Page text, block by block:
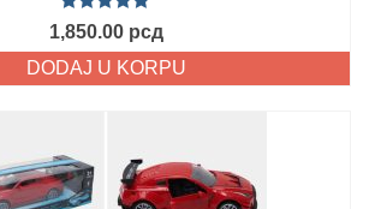
Ocenjeno
sa5.00 od
5
1,850.00 рсд
DODAJ U KORPU